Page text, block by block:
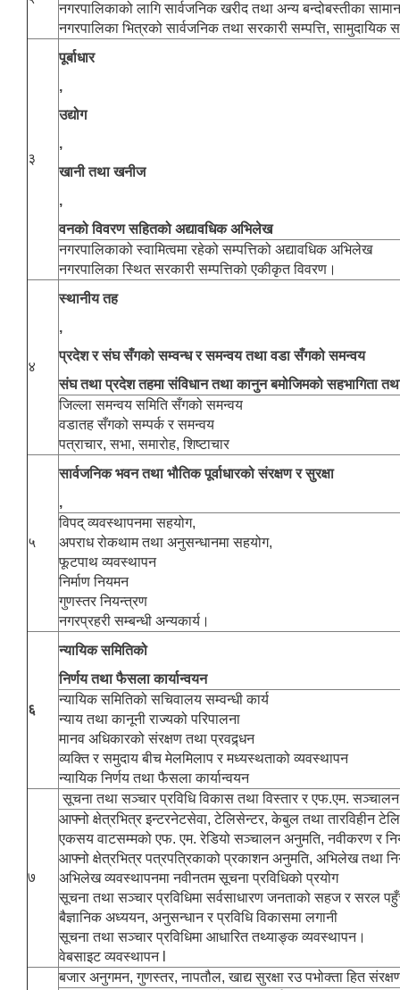
नगरपालिकाको लागि सार्वजनिक खरीद तथा अन्य बन्दोबस्तीका
नगरपालिका भित्रको सार्वजनिक तथा सरकारी सम्पत्ति,
३
पूर्बाधार
,
उद्योग
,
खानी तथा खनीज
,
वनको विवरण सहितको अद्यावधिक अभिलेख
नगरपालिकाको स्वामित्वमा रहेको सम्पत्तिको अद्यावधिक अभिलेख
नगरपालिका स्थित सरकारी सम्पत्तिको एकीकृत विवरण।
४
स्थानीय तह
,
प्रदेश र संघ सँगको सम्वन्ध र समन्वय तथा वडा सँगको समन्वय
संघ तथा प्रदेश तहमा संविधान तथा कानुन बमोजिमको सहभागिता तथा
जिल्ला समन्वय समिति सँगको समन्वय
वडातह सँगको सम्पर्क र समन्वय
पत्राचार, सभा, समारोह, शिष्टाचार
५
सार्वजनिक भवन तथा भौतिक पूर्वाधारको संरक्षण र सुरक्षा
,
विपद् व्यवस्थापनमा सहयोग,
अपराध रोकथाम तथा अनुसन्धानमा सहयोग,
फूटपाथ व्यवस्थापन
निर्माण नियमन
गुणस्तर नियन्त्रण
नगरप्रहरी सम्बन्धी अन्यकार्य।
६
न्यायिक समितिको
निर्णय तथा फैसला कार्यान्वयन
न्यायिक समितिको सचिवालय सम्वन्धी कार्य
न्याय तथा कानूनी राज्यको परिपालना
मानव अधिकारको संरक्षण तथा प्रवद्र्धन
व्यक्ति र समुदाय बीच मेलमिलाप र मध्यस्थताको व्यवस्थापन
न्यायिक निर्णय तथा फैसला कार्यान्वयन
७
सूचना तथा सञ्चार प्रविधि विकास तथा विस्तार र एफ.एम. सञ्चालन
आफ्नो क्षेत्रभित्र इन्टरनेटसेवा, टेलिसेन्टर, केबुल तथा तारविहीन
एकसय वाटसम्मको एफ. एम. रेडियो सञ्चालन अनुमति, नवीकरण र
आफ्नो क्षेत्रभित्र पत्रपत्रिकाको प्रकाशन अनुमति, अभिलेख तथा
अभिलेख व्यवस्थापनमा नवीनतम सूचना प्रविधिको प्रयोग
सूचना तथा सञ्चार प्रविधिमा सर्वसाधारण जनताको सहज र सरल
बैज्ञानिक अध्ययन, अनुसन्धान र प्रविधि विकासमा लगानी
सूचना तथा सञ्चार प्रविधिमा आधारित तथ्याङ्क व्यवस्थापन।
वेबसाइट व्यवस्थापन l
बजार अनुगमन, गुणस्तर, नापतौल, खाद्य सुरक्षा रउ पभोक्ता हित